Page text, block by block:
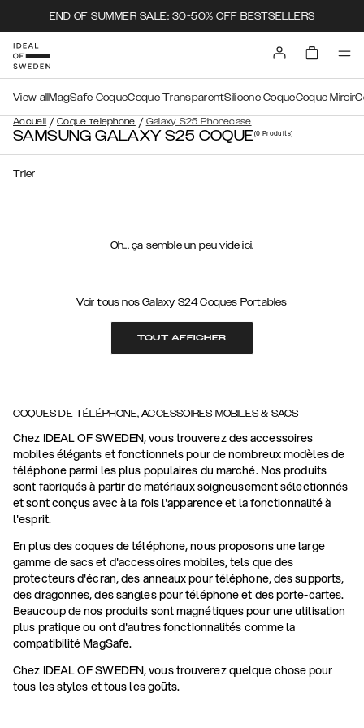
END OF SUMMER SALE: 30-50% OFF BESTSELLERS
Accueil / Coque telephone / Galaxy S25 Phonecase
View all MagSafe CoqueCoque TransparentSilicone CoqueCoque Miroir
SAMSUNG GALAXY S25 COQUE(0 Produits)
Trier
Oh... ça semble un peu vide ici.
Voir tous nos Galaxy S24 Coques Portables
TOUT AFFICHER
COQUES DE TÉLÉPHONE, ACCESSOIRES MOBILES & SACS
Chez IDEAL OF SWEDEN, vous trouverez des accessoires
mobiles élégants et fonctionnels pour de nombreux modèles de
téléphone parmi les plus populaires du marché. Nos produits
sont fabriqués à partir de matériaux soigneusement sélectionnés
et sont conçus avec à la fois l'apparence et la fonctionnalité à
l'esprit.
En plus des coques de téléphone, nous proposons une large
gamme de sacs et d'accessoires mobiles, tels que des
protecteurs d'écran, des anneaux pour téléphone, des supports,
des dragonnes, des sangles pour téléphone et des porte-cartes.
Beaucoup de nos produits sont magnétiques pour une utilisation
plus pratique ou ont d'autres fonctionnalités comme la
compatibilité MagSafe.
Chez IDEAL OF SWEDEN, vous trouverez quelque chose pour
tous les styles et tous les goûts.